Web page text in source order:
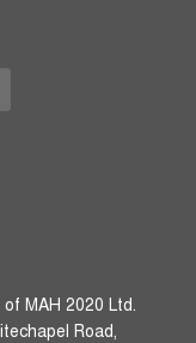
MAH 2020 Ltd.
Road,